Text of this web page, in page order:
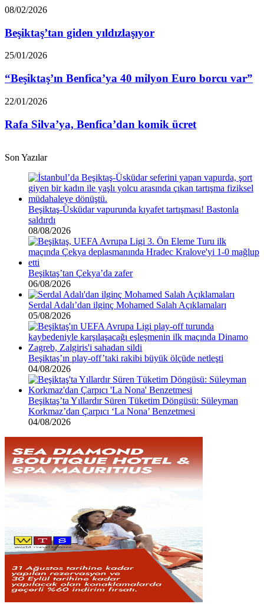
Beşiktaş’tan
yıldızlaşıyor
08/02/2026
Beşiktaş’tan giden yıldızlaşıyor
“Beşiktaş’ın
40
milyon
Euro
borcu
var”
25/01/2026
“Beşiktaş’ın Benfica’ya 40 milyon Euro borcu var”
Rafa
Benfica’dan
komik
22/01/2026
Rafa Silva’ya, Benfica’dan komik ücret
Son Yazılar
Beşiktaş-Üsküdar vapurunda kıyafet tartışması! Bastonla
saldırdı
08/08/2026
Beşiktaş’tan Çekya’da zafer
06/08/2026
Serdal Adalı’dan ilginç Mohamed Salah Açıklamaları
05/08/2026
Beşiktaş’ın play-off’taki rakibi büyük ölçüde netleşti
04/08/2026
Beşiktaş’ta Yıllardır Süren Tüketim Döngüsü: Süleyman
Korkmaz’dan Çarpıcı ‘La Nona’ Benzetmesi
04/08/2026